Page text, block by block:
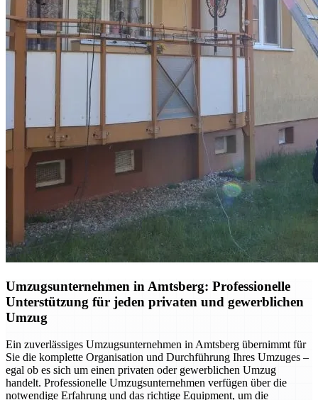
Umzugsunternehmen in Amtsberg: Professionelle
Unterstützung für jeden privaten und gewerblichen
Umzug
Ein zuverlässiges Umzugsunternehmen in Amtsberg übernimmt für
Sie die komplette Organisation und Durchführung Ihres Umzuges –
egal ob es sich um einen privaten oder gewerblichen Umzug
handelt. Professionelle Umzugsunternehmen verfügen über die
notwendige Erfahrung und das richtige Equipment, um die